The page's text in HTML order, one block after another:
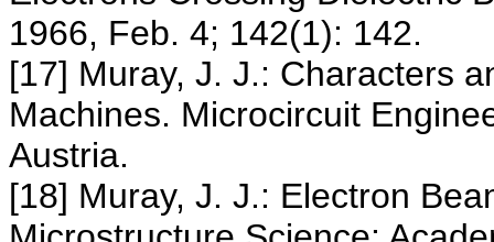
1966, Feb. 4; 142(1): 142.
[17] Muray, J. J.: Characters
Machines. Microcircuit
Austria.
[18] Muray, J. J.: Electron